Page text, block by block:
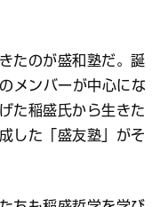
たのが盛和塾だ。誕
メンバーが中心にな
た稲盛氏から生きた
した「盛友塾」がそ